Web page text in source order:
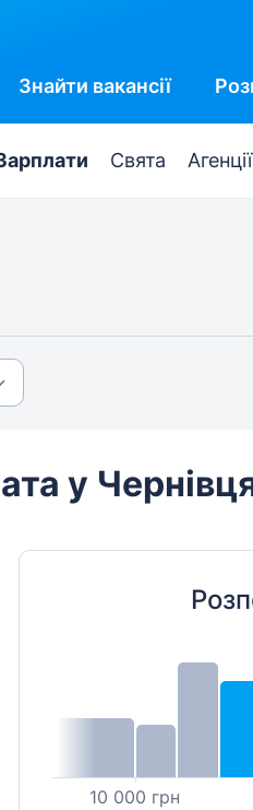
Знайти вакансії
Свята Агенції
у
10 000 грн